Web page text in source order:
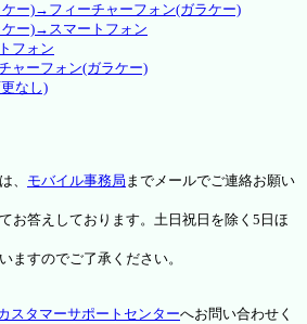
ー)→フィーチャーフォン(ガラケー)
ー)→スマートフォン
フォン
ャーフォン(ガラケー)
なし)
、 モバイル事務局 までメールでご連絡お願い
お答えしております。土日祝日を除く5日ほ
ますのでご了承ください。
スタマーサポートセンターへお問い合わせく